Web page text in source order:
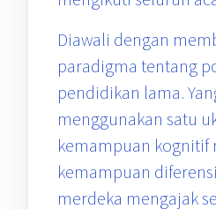
Diawali dengan
paradigma tentang
pendidikan lama.
menggunakan satu
kemampuan kognitif
kemampuan
merdeka mengajak